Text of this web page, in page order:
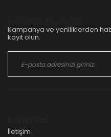
Kampanya ve yeniliklerden
kayıt olun.
İletişim